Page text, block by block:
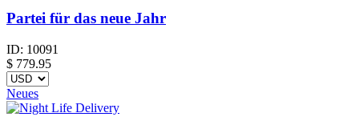
Partei für das neue Jahr
ID: 10091
$ 779.95
Neues